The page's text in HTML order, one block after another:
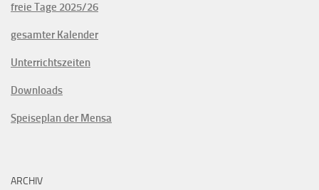
freie Tage 2025/26
gesamter Kalender
Unterrichtszeiten
Downloads
Speiseplan der Mensa
ARCHIV